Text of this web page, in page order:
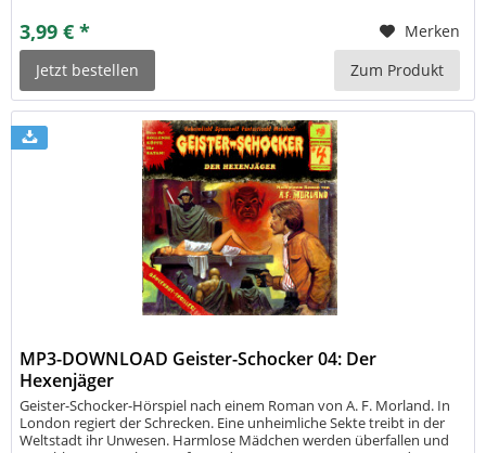
3,99 € *
Merken
Jetzt bestellen
Zum Produkt
MP3-DOWNLOAD Geister-Schocker 04: Der
Hexenjäger
Geister-Schocker-Hörspiel nach einem Roman von A. F. Morland. In
London regiert der Schrecken. Eine unheimliche Sekte treibt in der
Weltstadt ihr Unwesen. Harmlose Mädchen werden überfallen und